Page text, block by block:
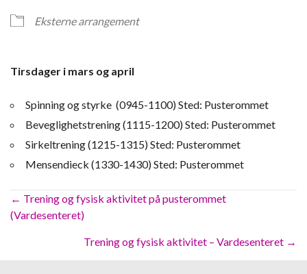
Eksterne arrangement
Tirsdager i mars og april
Spinning og styrke (0945-1100) Sted: Pusterommet
Beveglighetstrening (1115-1200) Sted: Pusterommet
Sirkeltrening (1215-1315) Sted: Pusterommet
Mensendieck (1330-1430) Sted: Pusterommet
Posts
navigation
← Trening og fysisk aktivitet på pusterommet
(Vardesenteret)
Trening og fysisk aktivitet – Vardesenteret →